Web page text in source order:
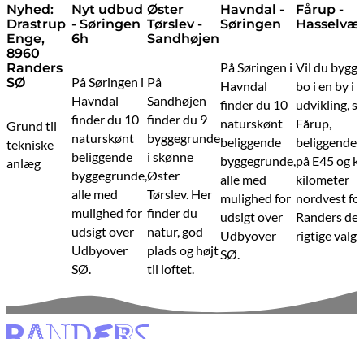
Nyhed:
Drastrup
Enge,
8960
Randers
SØ
Grund til
tekniske
anlæg
Nyt udbud
- Søringen
6h
På Søringen i
Havndal
finder du 10
naturskønt
beliggende
byggegrunde,
alle med
mulighed for
udsigt over
Udbyover
SØ.
Øster
Tørslev -
Sandhøjen
På
Sandhøjen
finder du 9
byggegrunde
i skønne
Øster
Tørslev. Her
finder du
natur, god
plads og højt
til loftet.
Havndal -
Søringen
På Søringen i
Havndal
finder du 10
naturskønt
beliggende
byggegrunde,
alle med
mulighed for
udsigt over
Udbyover
SØ.
Fårup -
Vil du
bo i en by i
udvikling,
Fårup,
beliggende
på E45 og
kilometer
nordvest for
Randers
rigtige valg.